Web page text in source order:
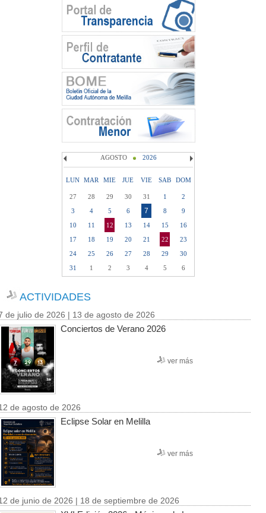
AGOSTO 2026
LUN MAR MIE JUE VIE SAB DOM
27 28 29 30 31 1
2
3
4 5 6 7 8
9
10
11 12 13 14 15
16
17
18 19 20 21 22
23
24
25 26 27 28 29
30
31
1 2 3 4 5 6
ACTIVIDADES
de julio de 2026 | 13 de agosto de 2026
Conciertos de Verano 2026
ver más
de agosto de 2026
Eclipse Solar en Melilla
ver más
de junio de 2026 | 18 de septiembre de 2026